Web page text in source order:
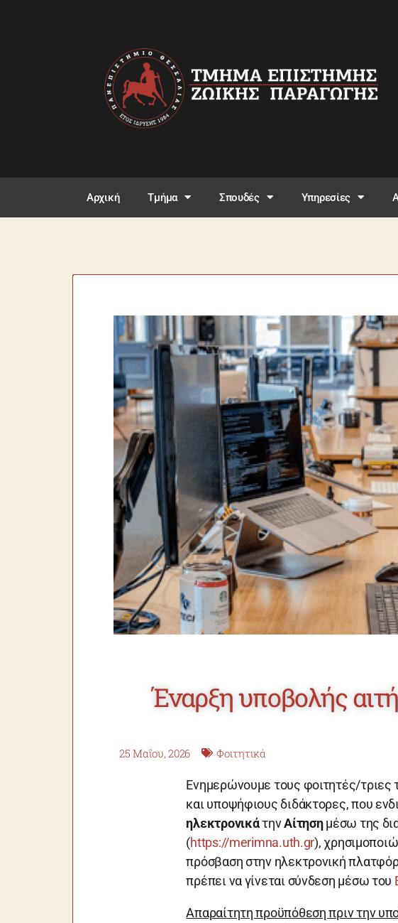
Αρχική Τμήμα Σπουδές Υπηρεσίες
Έναρξη υποβολής
25 Μαΐου, 2026 Φοιτητικά
Ενημερώνουμε τους φοιτητές/τριες
και υποψήφιους διδάκτορες, που
ηλεκτρονικάτηνΑίτησημέσω της
(https://merimna.uth.gr),
πρόσβαση στην ηλεκτρονική
πρέπει να γίνεται σύνδεση μέσω του
Απαραίτητη προϋπόθεση πριν την